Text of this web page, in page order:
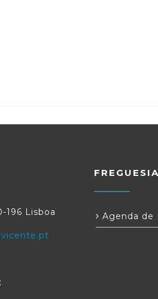
196 Lisboa
FREGUESIA
Agenda de